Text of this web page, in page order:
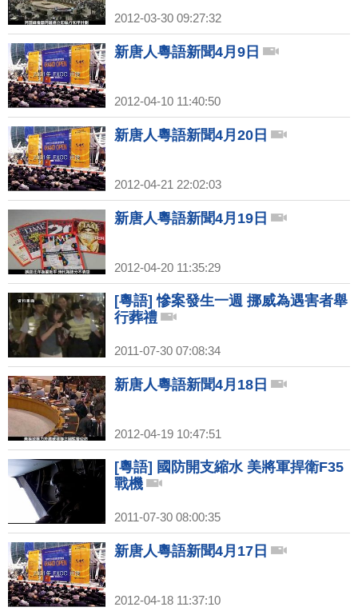
2012-03-30 09:27:32
新唐人粵語新聞4月9日
2012-04-10 11:40:50
新唐人粵語新聞4月20日
2012-04-21 22:02:03
新唐人粵語新聞4月19日
2012-04-20 11:35:29
[粵語] 慘案發生一週 挪威為遇害者舉
行葬禮
2011-07-30 07:08:34
新唐人粵語新聞4月18日
2012-04-19 10:47:51
[粵語] 國防開支縮水 美將軍捍衛F35
戰機
2011-07-30 08:00:35
新唐人粵語新聞4月17日
2012-04-18 11:37:10